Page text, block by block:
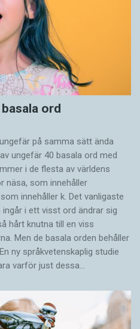
ord
på samma sätt ända
ungefär 40 basala ord med
i de flesta av världens
näsa, som innehåller
innehåller k. Det vanligaste
i ett visst ord ändrar sig
hårt knutna till en viss
Men de basala orden behåller
ny språkvetenskaplig studie
varför just dessa…